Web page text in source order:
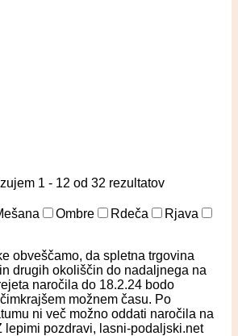
1 - 12 od 32 rezultatov
Ombre Rdeča
Rjava
obveščamo, da spletna trgovina
drugih okoliščin do nadaljnega na
naročila do 18.2.24 bodo
možnem času. Po
ni več možno oddati naročila na
lepimi pozdravi, lasni-podaljski.net